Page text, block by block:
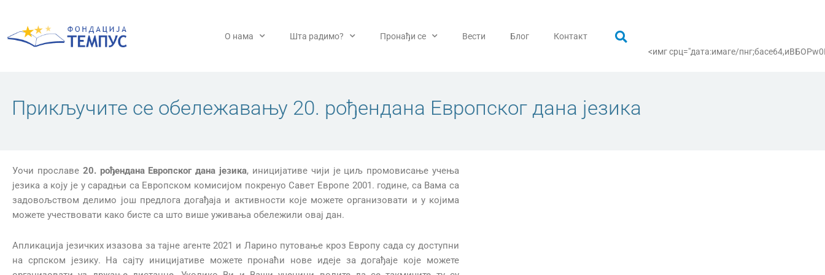
садржај
О нама Шта радимо? Пронађи се Вести Блог
Контакт
<имг срц="дата:имаге/
Прикључите се обележавању 20. рођендана Европског дана језика
Уочи прославе 20. рођендана Европског дана језика, иницијативе чији је циљ промовисање учења
језика а коју је у сарадњи са Европском комисијом покренуо Савет Европе 2001. године, са Вама са
задовољством делимо још предлога догађаја и активности које можете организовати и у којима
можете учествовати како бисте са што више уживања обележили овај дан.
Апликација језичких изазова за тајне агенте 2021 и Ларино путовање кроз Европу сада су доступни
на српском језику. На сајту иницијативе можете пронаћи нове идеје за догађаје које можете